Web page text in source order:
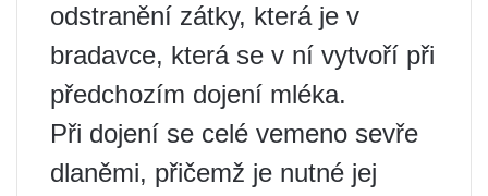
odstranění zátky, která je v
bradavce, která se v ní vytvoří při
předchozím dojení mléka.
Při dojení se celé vemeno sevře
dlaněmi, přičemž je nutné jej